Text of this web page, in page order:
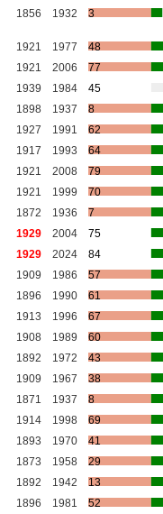
1856 1932 3
1921 1977
48
1921 2006
77
1939 1984
45
1898 1937
8
1927 1991
62
1917 1993
64
1921 2008
79
1921 1999
70
1872 1936
7
1929 2004
75
1929 2024
84
1909 1986
57
1896 1990
61
1913 1996
67
1908 1989
60
1892 1972
43
1909 1967
38
1871 1937
8
1914 1998
69
1893 1970
41
1873 1958
29
1892 1942
13
1896 1981 52